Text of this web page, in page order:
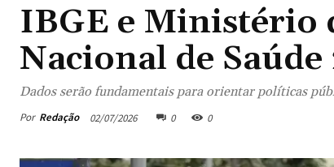
IBGE e Ministério
Nacional de Saúde
Dados serão fundamentais para orientar políticas
Por Redação 02/07/2026 0 0